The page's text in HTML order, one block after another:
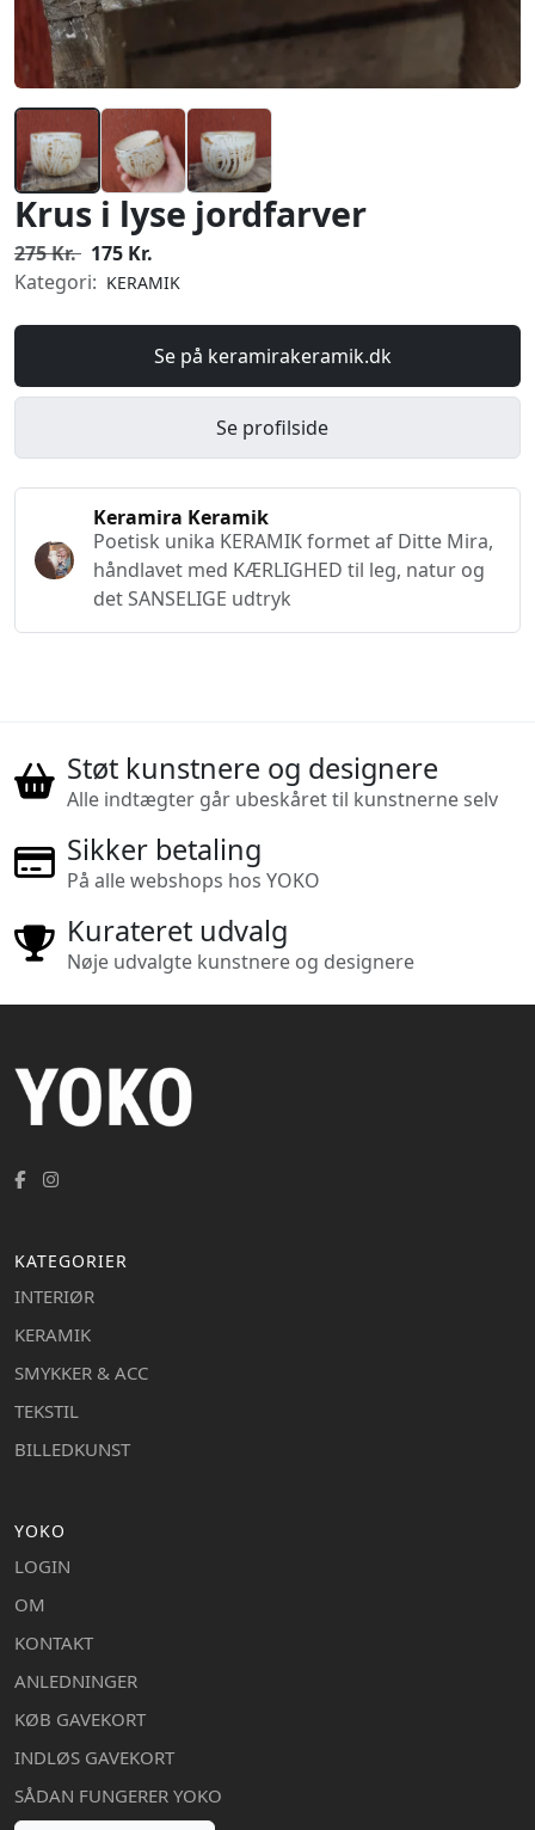
Krus i lyse jordfarver
275 Kr. 175 Kr.
Kategori: KERAMIK
Se på keramirakeramik.dk
Se profilside
Keramira Keramik
Poetisk unika KERAMIK formet af Ditte Mira,
håndlavet med KÆRLIGHED til leg, natur og
det SANSELIGE udtryk
Støt kunstnere og designere
Alle indtægter går ubeskåret til kunstnerne selv
Sikker betaling
På alle webshops hos YOKO
Kurateret udvalg
Nøje udvalgte kunstnere og designere
KATEGORIER
INTERIØR
KERAMIK
SMYKKER & ACC
TEKSTIL
BILLEDKUNST
YOKO
LOGIN
OM
KONTAKT
ANLEDNINGER
KØB GAVEKORT
INDLØS GAVEKORT
SÅDAN FUNGERER YOKO